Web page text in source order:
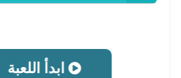
ابدأ اللعبة